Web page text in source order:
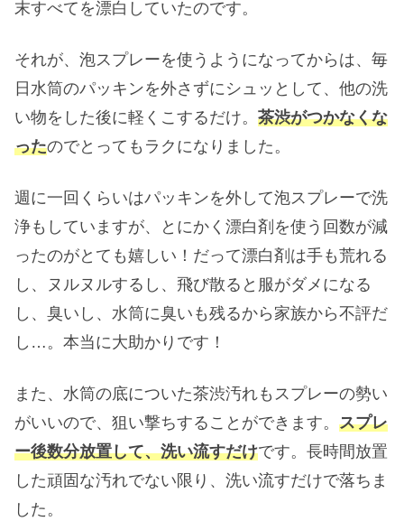
末すべてを漂白していたのです。
それが、泡スプレーを使うようになってからは、毎
日水筒のパッキンを外さずにシュッとして、他の洗
い物をした後に軽くこするだけ。 茶渋がつかなくな
ったのでとってもラクになりました。
週に一回くらいはパッキンを外して泡スプレーで洗
浄もしていますが、とにかく漂白剤を使う回数が減
ったのがとても嬉しい！だって漂白剤は手も荒れる
し、ヌルヌルするし、飛び散ると服がダメになる
し、臭いし、水筒に臭いも残るから家族から不評だ
し…。本当に大助かりです！
また、水筒の底についた茶渋汚れもスプレーの勢い
がいいので、狙い撃ちすることができます。 スプレ
ー後数分放置して、洗い流すだけです。長時間放置
した頑固な汚れでない限り、洗い流すだけで落ちま
した。